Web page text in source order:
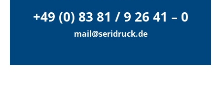
+49 (0) 83 81 / 9 26 41 – 0
mail@seridruck.de